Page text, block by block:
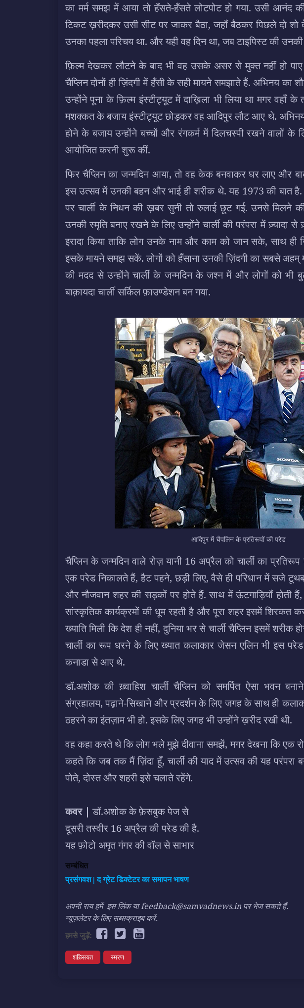
का मर्म समझ में आया तो हँसते-हँसते लोटपोट हो गया. उसी आनंद
टिकट ख़रीदकर उसी सीट पर जाकर बैठा, जहाँ बैठकर पिछले दो
उनका पहला परिचय था. और यही वह दिन था, जब टाइपिस्ट की
फ़िल्म देखकर लौटने के बाद भी वह उसके असर से मुक्त नहीं हो
चैप्लिन दोनों ही ज़िंदगी में हँसी के सही मायने समझाते हैं. अभिनय का
उन्होंने पूना के फ़िल्म इंस्टीट्यूट में दाख़िला भी लिया था मगर वहाँ
मशक्कत के बजाय इंस्टीट्यूट छोड़कर वह आदिपुर लौट आए थे.
होने के बजाय उन्होंने बच्चों और रंगकर्म में दिलचस्पी रखने वालों के
आयोजित करनी शुरू कीं.
फिर चैप्लिन का जन्मदिन आया, तो वह केक बनवाकर घर लाए और
इस उत्सव में उनकी बहन और भाई ही शरीक थे. यह 1973 की बात
पर चार्ली के निधन की ख़बर सुनी तो रुलाई छूट गई. उनसे मिलने
उनकी स्मृति बनाए रखने के लिए उन्होंने चार्ली की परंपरा में ज़्यादा से
इरादा किया ताकि लोग उनके नाम और काम को जान सके, साथ ही
इसके मायने समझ सकें. लोगों को हँसाना उनकी ज़िंदगी का सबसे अहम्
की मदद से उन्होंने चार्ली के जन्मदिन के जश्न में और लोगों को भी
बाक़ायदा चार्ली सर्किल फ़ाउण्डेशन बन गया.
आदिपुर में चैपलिन के प्रतिरूपों की परेड
चैप्लिन के जन्मदिन वाले रोज़ यानी 16 अप्रैल को चार्ली का
एक परेड निकालते हैं, हैट पहने, छड़ी लिए, वैसे ही परिधान में सजे
और नौजवान शहर की सड़कों पर होते हैं. साथ में ऊंटगाड़ियाँ होती
सांस्कृतिक कार्यक्रमों की धूम रहती है और पूरा शहर इसमें शिरकत
ख्याति मिली कि देश ही नहीं, दुनिया भर से चार्ली चैप्लिन इसमें
चार्ली का रूप धरने के लिए ख्यात कलाकार जेसन एलिन भी इस
कनाडा से आए थे.
डॉ.अशोक की ख़्वाहिश चार्ली चैप्लिन को समर्पित ऐसा भवन
संग्रहालय, पढ़ाने-सिखाने और प्रदर्शन के लिए जगह के साथ ही
ठहरने का इंतज़ाम भी हो. इसके लिए जगह भी उन्होंने ख़रीद रखी थी.
वह कहा करते थे कि लोग भले मुझे दीवाना समझें, मगर देखना कि एक
कहते कि जब तक मैं ज़िंदा हूँ, चार्ली की याद में उत्सव की यह परंपरा
पोते, दोस्त और शहरी इसे चलाते रहेंगे.
कवर | डॉ.अशोक के फ़ेसबुक पेज से
दूसरी तस्वीर 16 अप्रैल की परेड की है.
यह फ़ोटो अमृत गंगर की वॉल से साभार
सम्बंधित
प्रसंगवश | द ग्रेट डिक्टेटर का समापन भाषण
अपनी राय हमें इस लिंकया feedback@samvadnews.in पर भेज सकते हैं.
न्यूज़लेटर के लिए सब्सक्राइब करें.
हमसे जुड़ें:
शख़्सियत स्मरण